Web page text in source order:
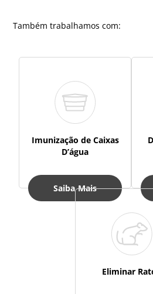
Também trabalhamos com:
Imunização de Caixas
D’água
Saiba Mais
Eliminar